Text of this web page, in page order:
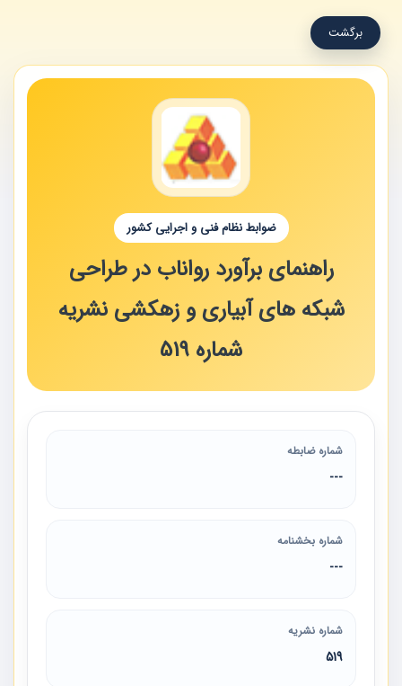
برگشت
ضوابط نظام فنی و اجرایی کشور
راهنمای برآورد رواناب در طراحی
شبکه های آبیاری و زهکشی نشریه
شماره 519
شماره ضابطه
---
شماره بخشنامه
---
شماره نشریه
519